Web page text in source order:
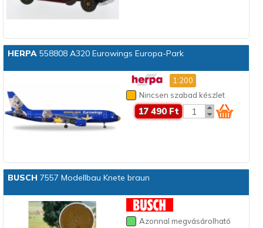
HERPA558808 A320 Eurowings Europa-Park
1:200
Nincsen szabad készlet
17 490 Ft
BUSCH 7557 Modellbau Knete braun
Azonnal megvásárolható